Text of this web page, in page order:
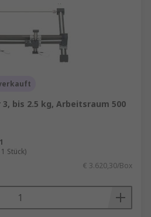
industriellen
IP44,IP54
bis 2.5 kg, Arbeitsraum 500
Stück)
€ 3.620,30/Box